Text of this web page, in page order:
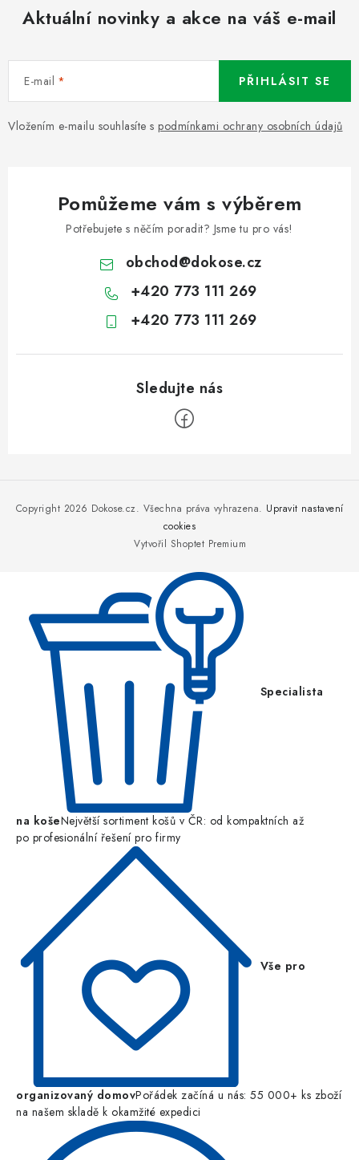
Aktuální novinky a akce na váš e-mail
E-mail
Vložením e-mailu souhlasíte s podmínkami ochrany osobních údajů
PŘIHLÁSIT SE
Pomůžeme vám s výběrem
Potřebujete s něčím poradit? Jsme tu pro vás!
obchod@dokose.cz
+420 773 111 269
+420 773 111 269
Vytvořil Shoptet Premium
Copyright 2026 Dokose.cz. Všechna práva vyhrazena. Upravit nastavení
cookies
Specialista
na košeNejvětší sortiment košů v ČR: od kompaktních až
po profesionální řešení pro firmy
Vše pro
organizovaný domovPořádek začíná u nás: 55 000+ ks zboží
na našem skladě k okamžité expedici